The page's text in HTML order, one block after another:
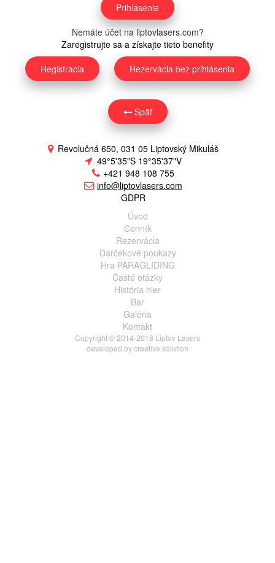
Nemáte účet na liptovlasers.com?
Zaregistrujte sa a získajte tieto benefity
Registrácia
Rezervácia bez prihlásenia
Späť
Revolučná 650, 031 05 Liptovský Mikuláš
49°5'35"S 19°35'37"V
+421 948 108 755
info@liptovlasers.com
GDPR
Úvod
Cenník
Rezervácia
Darčekové poukazy
Hra PARAGLIDING
Časté otázky
História hier
Bar
Galéria
Kontakt
Copyright © 2014-2018 Liptov Lasers
developed bycreative solution